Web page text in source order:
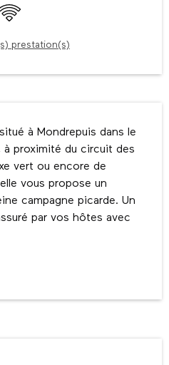
prestation(s)
à Mondrepuis dans le
proximité du circuit des
vert ou encore de
vous propose un
campagne picarde. Un
par vos hôtes avec